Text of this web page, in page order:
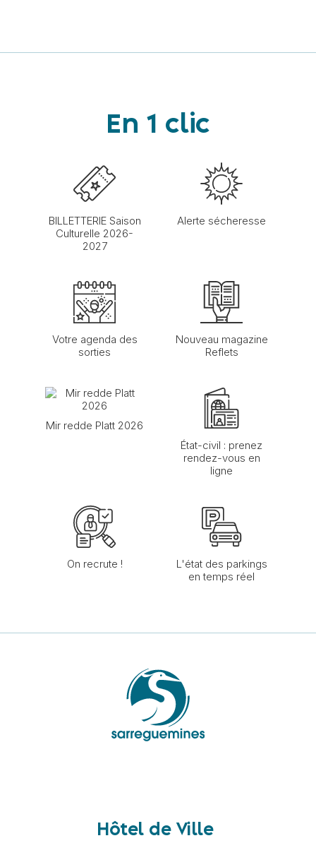
En 1 clic
BILLETTERIE Saison
Culturelle 2026-
2027
Alerte sécheresse
Votre agenda des
sorties
Nouveau magazine
Reflets
Mir redde Platt 2026
État-civil : prenez
rendez-vous en
ligne
On recrute !
L'état des parkings
en temps réel
Hôtel de Ville